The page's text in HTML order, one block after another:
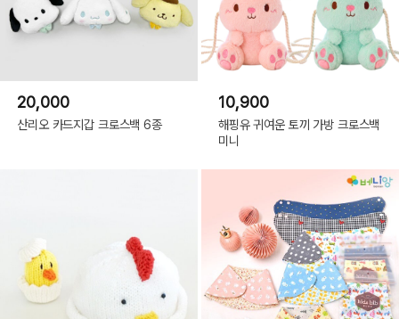
20,000
산리오 카드지갑 크로스백 6종
10,900
해핑유 귀여운 토끼 가방 크로스백
미니